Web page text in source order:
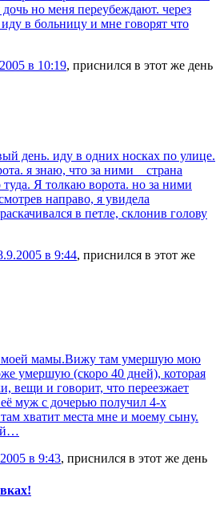
дочь но меня переубеждают. через
в больницу и мне говорят что
в 10:19, приснился в этот же день
день. иду в одних носках по улице.
я знаю, что за ними _ страна
Я толкаю ворота. но за ними
направо, я увидела
в петле, склонив голову
в 9:44, приснился в этот же
моей мамы.Вижу там умершую мою
умершую (скоро 40 дней), которая
вещи и говорит, что переезжает
муж с дочерью получил 4-х
хватит места мне и моему сыну.
в 9:43, приснился в этот же день